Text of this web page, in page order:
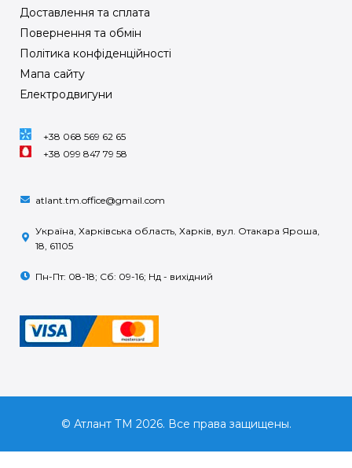
Доставлення та сплата
Повернення та обмін
Політика конфіденційності
Мапа сайту
Електродвигуни
+38 068 569 62 65
+38 099 847 79 58
atlant.tm.office@gmail.com
Україна, Харківська область, Харків, вул. Отакара Яроша,
18, 61105
Пн-Пт: 08-18; Сб: 09-16; Нд - вихідний
© Атлант ТМ 2026. Все права защищены.